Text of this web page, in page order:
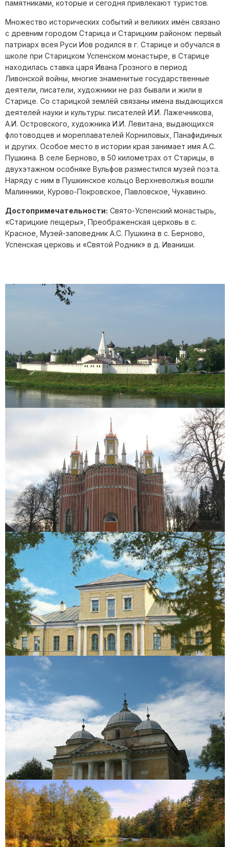
памятниками, которые и сегодня привлекают туристов.
Множество исторических событий и великих имён связано
с древним городом Старица и Старицким районом: первый
патриарх всея Руси Иов родился в г. Старице и обучался в
школе при Старицком Успенском монастыре, в Старице
находилась ставка царя Ивана Грозного в период
Ливонской войны, многие знаменитые государственные
деятели, писатели, художники не раз бывали и жили в
Старице. Со старицкой землёй связаны имена выдающихся
деятелей науки и культуры: писателей И.И. Лажечникова,
А.И. Островского, художника И.И. Левитана, выдающихся
флотоводцев и мореплавателей Корниловых, Панафидиных
и других. Особое место в истории края занимает имя А.С.
Пушкина. В селе Берново, в 50 километрах от Старицы, в
двухэтажном особняке Вульфов разместился музей поэта.
Наряду с ним в Пушкинское кольцо Верхневолжья вошли
Малинники, Курово-Покровское, Павловское, Чукавино.
Достопримечательности: Свято-Успенский монастырь,
«Старицкие пещеры», Преображенская церковь в с.
Красное, Музей-заповедник А.С. Пушкина в с. Берново,
Успенская церковь и «Святой Родник» в д. Иваниши.